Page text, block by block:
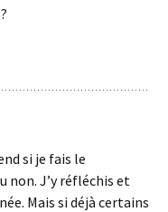
si je fais le
non. J’y réfléchis et
Mais si déjà certains